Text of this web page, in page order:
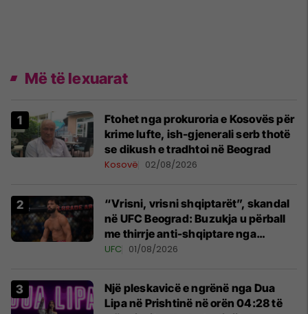
Më të lexuarat
Ftohet nga prokuroria e Kosovës për
krime lufte, ish-gjenerali serb thotë
se dikush e tradhtoi në Beograd
Kosovë 02/08/2026
“Vrisni, vrisni shqiptarët”, skandal
në UFC Beograd: Buzukja u përball
me thirrje anti-shqiptare nga
tribunat
UFC 01/08/2026
Një pleskavicë e ngrënë nga Dua
Lipa në Prishtinë në orën 04:28 të